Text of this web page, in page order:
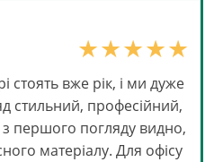
стоять вже рік, і ми дуже
стильний, професійний,
з першого погляду видно,
матеріалу. Для офісу